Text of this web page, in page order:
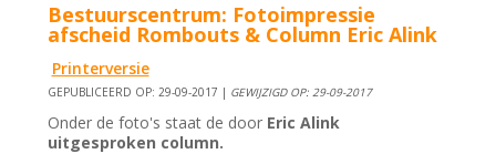
Bestuurscentrum: Fotoimpressie
afscheid Rombouts & Column Eric Alink
Printerversie
GEPUBLICEERD OP: 29-09-2017 | GEWIJZIGD OP: 29-09-2017
Onder de foto's staat de door Eric Alink
uitgesproken column.